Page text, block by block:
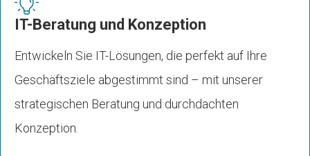
IT-Beratung und Konzeption
Entwickeln Sie IT-Lösungen, die perfekt auf Ihre
Geschäftsziele abgestimmt sind – mit unserer
strategischen Beratung und durchdachten
Konzeption.